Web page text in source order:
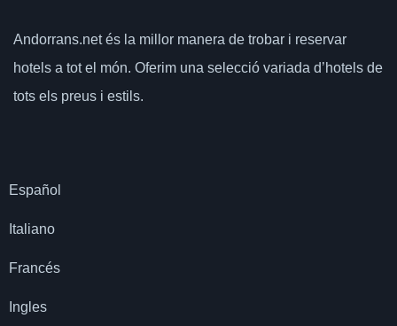
Andorrans.netés la millor manera de trobar i reservar
hotels a tot el món. Oferim una selecció variada d’hotels de
tots els preus i estils.
Español
Italiano
Francés
Ingles